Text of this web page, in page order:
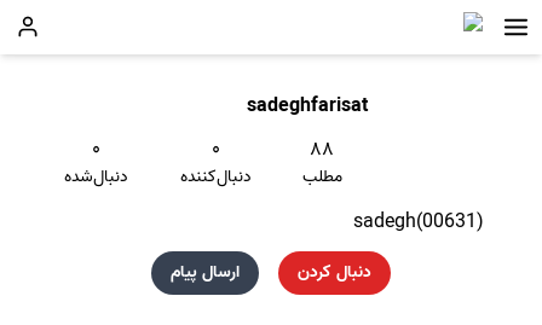
sadeghfarisat
۸۸
مطلب
۰
دنبال‌کننده
۰
دنبال‌شده
sadegh(00631)
دنبال کردن ارسال پیام